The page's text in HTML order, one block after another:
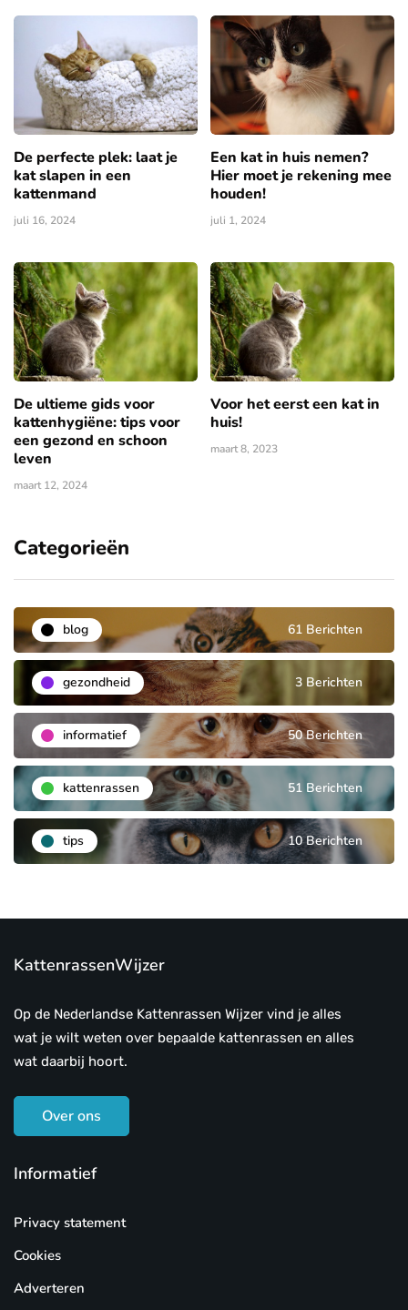
De perfecte plek: laat je
kat slapen in een
kattenmand
juli 16, 2024
Een kat in huis nemen?
Hier moet je rekening mee
houden!
juli 1, 2024
De ultieme gids voor
kattenhygiëne: tips voor
een gezond en schoon
leven
maart 12, 2024
Voor het eerst een kat in
huis!
maart 8, 2023
Categorieën
blog 61 Berichten
gezondheid 3 Berichten
informatief 50 Berichten
kattenrassen 51 Berichten
tips 10 Berichten
KattenrassenWijzer
Op de Nederlandse Kattenrassen Wijzer vind je alles
wat je wilt weten over bepaalde kattenrassen en alles
wat daarbij hoort.
Over ons
Informatief
Privacy statement
Cookies
Adverteren